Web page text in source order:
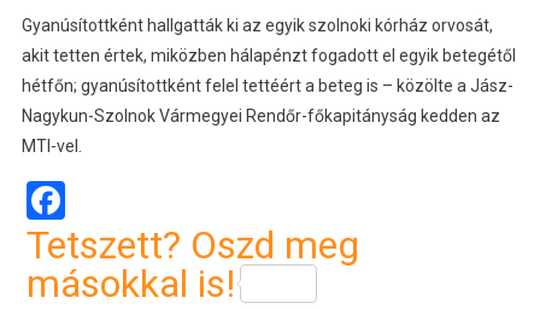
Gyanúsítottként hallgatták ki az egyik szolnoki kórház orvosát,
akit tetten értek, miközben hálapénzt fogadott el egyik betegétől
hétfőn; gyanúsítottként felel tettéért a beteg is – közölte a Jász-
Nagykun-Szolnok Vármegyei Rendőr-főkapitányság kedden az
MTI-vel.
Tetszett? Oszd meg
másokkal is!